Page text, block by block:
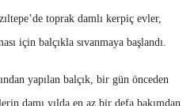
toprak damlı kerpiç evler,
için balçıkla sıvanmaya başlandı.
yapılan balçık, bir gün önceden
damı yılda en az bir defa bakımdan